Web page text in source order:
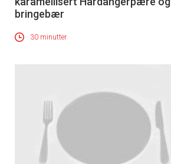
bringebær
30 minutter